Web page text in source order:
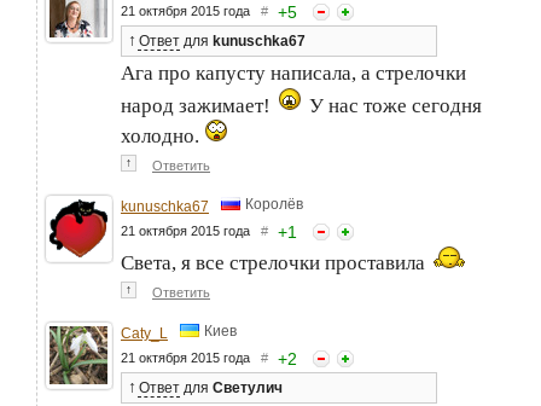
21 октября 2015 года # +5
↑ Ответ для kunuschka67
Ага про капусту написала, а стрелочки
народ зажимает!
У нас тоже сегодня
холодно.
↑ Ответить
kunuschka67 Королёв
21 октября 2015 года # +1
Света, я все стрелочки проставила
↑ Ответить
Caty_L Киев
21 октября 2015 года # +2
↑ Ответ для Светулич